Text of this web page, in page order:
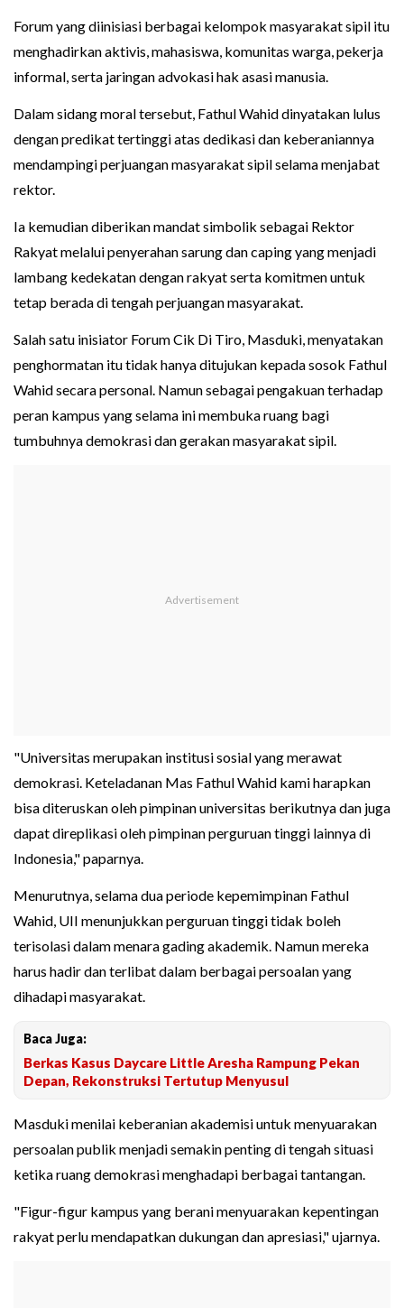
Forum yang diinisiasi berbagai kelompok masyarakat sipil itu
menghadirkan aktivis, mahasiswa, komunitas warga, pekerja
informal, serta jaringan advokasi hak asasi manusia.
Dalam sidang moral tersebut, Fathul Wahid dinyatakan lulus
dengan predikat tertinggi atas dedikasi dan keberaniannya
mendampingi perjuangan masyarakat sipil selama menjabat
rektor.
Ia kemudian diberikan mandat simbolik sebagai Rektor
Rakyat melalui penyerahan sarung dan caping yang menjadi
lambang kedekatan dengan rakyat serta komitmen untuk
tetap berada di tengah perjuangan masyarakat.
Salah satu inisiator Forum Cik Di Tiro, Masduki, menyatakan
penghormatan itu tidak hanya ditujukan kepada sosok Fathul
Wahid secara personal. Namun sebagai pengakuan terhadap
peran kampus yang selama ini membuka ruang bagi
tumbuhnya demokrasi dan gerakan masyarakat sipil.
"Universitas merupakan institusi sosial yang merawat
demokrasi. Keteladanan Mas Fathul Wahid kami harapkan
bisa diteruskan oleh pimpinan universitas berikutnya dan juga
dapat direplikasi oleh pimpinan perguruan tinggi lainnya di
Indonesia," paparnya.
Menurutnya, selama dua periode kepemimpinan Fathul
Wahid, UII menunjukkan perguruan tinggi tidak boleh
terisolasi dalam menara gading akademik. Namun mereka
harus hadir dan terlibat dalam berbagai persoalan yang
dihadapi masyarakat.
Baca Juga:
Berkas Kasus Daycare Little Aresha Rampung Pekan
Depan, Rekonstruksi Tertutup Menyusul
Masduki menilai keberanian akademisi untuk menyuarakan
persoalan publik menjadi semakin penting di tengah situasi
ketika ruang demokrasi menghadapi berbagai tantangan.
"Figur-figur kampus yang berani menyuarakan kepentingan
rakyat perlu mendapatkan dukungan dan apresiasi," ujarnya.